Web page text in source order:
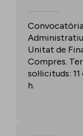
Unitat de
Compres.
sol·licituds:
h.